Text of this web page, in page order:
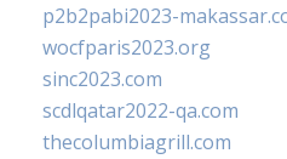
p2b2pabi2023-
wocfparis2023.org
sinc2023.com
scdlqatar2022-qa.com
thecolumbiagrill.com